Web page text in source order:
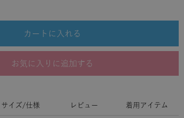
カートに入れる
お気に入りに追加する
サイズ/仕様 レビュー 着用アイテム